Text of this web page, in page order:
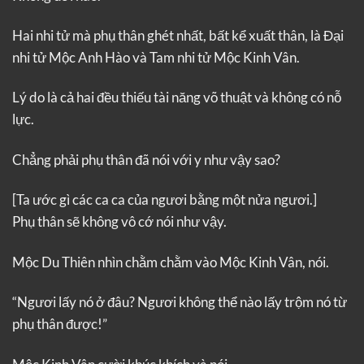
Hai nhi tử mà phụ thân ghét nhất, bất kể xuất thân, là Đại
nhi tử Mộc Anh Hào và Tam nhi tử Mộc Kinh Vân.
Lý do là cả hai đều thiếu tài năng võ thuật và không có nỗ
lực.
Chẳng phải phụ thân đã nói với y như vậy sao?
[Ta ước gì các ca ca của ngươi bằng một nửa ngươi.]
Phụ thân sẽ không vô cớ nói như vậy.
Mộc Du Thiên nhìn chằm chằm vào Mộc Kinh Vân, nói.
“Ngươi lấy nó ở đâu? Ngươi không thể nào lấy trộm nó từ
phụ thân được!”